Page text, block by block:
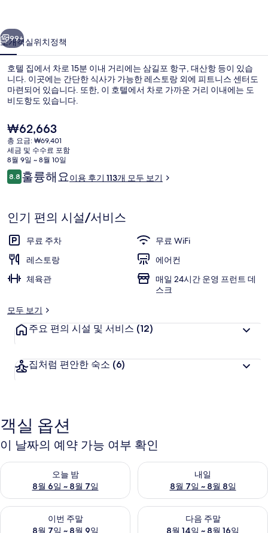
러
리
다음
99+
소개객실위치정책
호텔 집에서 차로 15분 이내 거리에는 삼길포 항구, 대산항 등이 있습
니다. 이곳에는 간단한 식사가 가능한 레스토랑 외에 피트니스 센터도
마련되어 있습니다. 또한, 이 호텔에서 차로 가까운 거리 이내에는 도
비도항도 있습니다.
현
재
가
격
은
₩62,663
₩62,663
총 요금: ₩69,401
세금 및 수수료 포함
8월 9일 ~ 8월 10일
이
용
기
8.810점 만점 중 8.8점.
훌륭해요이용 후기 113개 모두 보기
인기 편의 시설/서비스
무료 주차
무료 WiFi
레스토랑
에어컨
체육관
매일 24시간 운영 프런트 데
스크
모두 보기
주요 편의 시설 및 서비스 (12)
집처럼 편안한 숙소 (6)
객실 옵션
이 날짜의 예약 가능 여부 확인
오늘 밤
8월 6일 ~ 8월 7일
오늘 밤 예약 가능 여부 확인, 8월 6일 ~ 8월 7일
내일
8월 7일 ~ 8월 8일
내일 예약 가능 여부 확인, 8월
이번 주말
8월 7일 ~ 8월 9일
이번 주말 예약 가능 여부 확인, 8월 7일 ~ 8월 9일
다음 주말
8월 14일 ~ 8월 16일
다음 주말 예약 가능 여부 확인,